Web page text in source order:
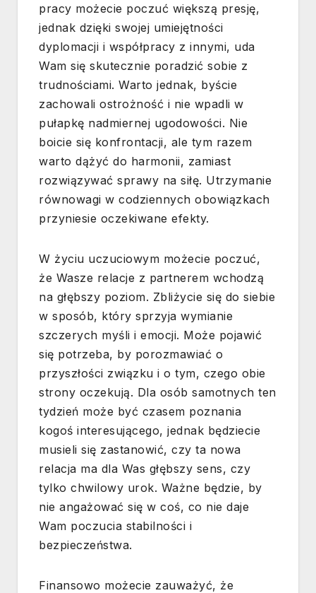
pracy możecie poczuć większą presję,
jednak dzięki swojej umiejętności
dyplomacji i współpracy z innymi, uda
Wam się skutecznie poradzić sobie z
trudnościami. Warto jednak, byście
zachowali ostrożność i nie wpadli w
pułapkę nadmiernej ugodowości. Nie
boicie się konfrontacji, ale tym razem
warto dążyć do harmonii, zamiast
rozwiązywać sprawy na siłę. Utrzymanie
równowagi w codziennych obowiązkach
przyniesie oczekiwane efekty.
W życiu uczuciowym możecie poczuć,
że Wasze relacje z partnerem wchodzą
na głębszy poziom. Zbliżycie się do siebie
w sposób, który sprzyja wymianie
szczerych myśli i emocji. Może pojawić
się potrzeba, by porozmawiać o
przyszłości związku i o tym, czego obie
strony oczekują. Dla osób samotnych ten
tydzień może być czasem poznania
kogoś interesującego, jednak będziecie
musieli się zastanowić, czy ta nowa
relacja ma dla Was głębszy sens, czy
tylko chwilowy urok. Ważne będzie, by
nie angażować się w coś, co nie daje
Wam poczucia stabilności i
bezpieczeństwa.
Finansowo możecie zauważyć, że